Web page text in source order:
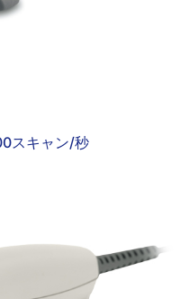
スキャン/秒